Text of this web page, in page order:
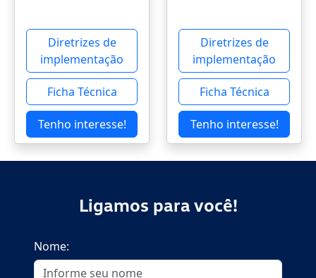
Diretrizes de
implementação
Ficha Técnica
Tenho interesse!
Diretrizes de
implementação
Ficha Técnica
Tenho interesse!
Ligamos para você!
Nome: